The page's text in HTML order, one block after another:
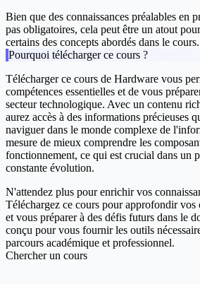
Bien que des connaissances préalables en
pas obligatoires, cela peut être un atout
certains des concepts abordés dans le cours.
Pourquoi télécharger ce cours ?
Télécharger ce cours de Hardware vous
compétences essentielles et de vous
secteur technologique. Avec un contenu
aurez accès à des informations précieuses
naviguer dans le monde complexe de
mesure de mieux comprendre les
fonctionnement, ce qui est crucial dans un
constante évolution.
N'attendez plus pour enrichir vos
Téléchargez ce cours pour approfondir vos
et vous préparer à des défis futurs dans le
conçu pour vous fournir les outils
parcours académique et professionnel.
Chercher un cours